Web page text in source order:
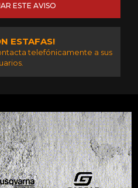
ESTE AVISO
ESTAFAS!
telefónicamente a sus